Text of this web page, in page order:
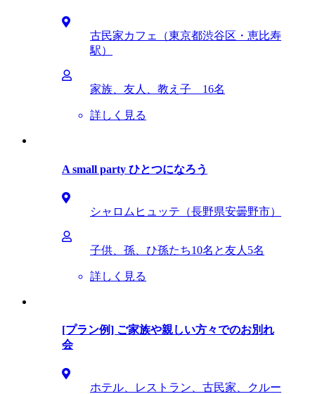
古民家カフェ（東京都渋谷区・恵比寿
駅）
家族、友人、教え子 16名
詳しく見る
A small party ひとつになろう
シャロムヒュッテ（長野県安曇野市）
子供、孫、ひ孫たち10名と友人5名
詳しく見る
[プラン例] ご家族や親しい方々でのお別れ
会
ホテル、レストラン、古民家、クルー